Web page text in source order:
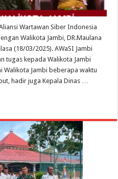
Wartawan Siber Indonesia
Walikota Jambi, DR.Maulana
(18/03/2025). AWaSI Jambi
tugas kepada Walikota Jambi
Walikota Jambi beberapa waktu
hadir juga Kepala Dinas …